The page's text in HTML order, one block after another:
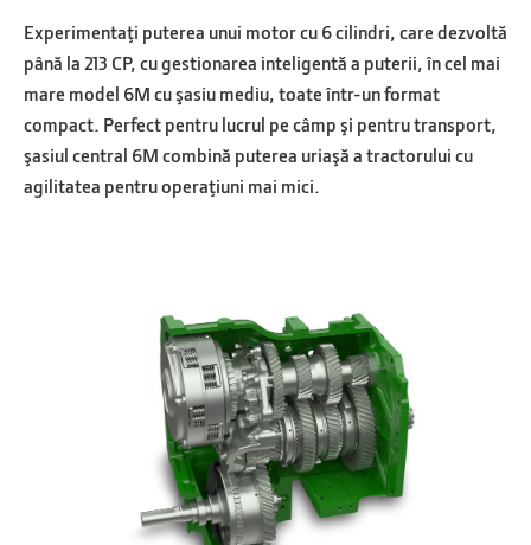
Experimentaţi puterea unui motor cu 6 cilindri, care dezvoltă
până la 213 CP, cu gestionarea inteligentă a puterii, în cel mai
mare model 6M cu şasiu mediu, toate într-un format
compact. Perfect pentru lucrul pe câmp şi pentru transport,
şasiul central 6M combină puterea uriaşă a tractorului cu
agilitatea pentru operaţiuni mai mici.